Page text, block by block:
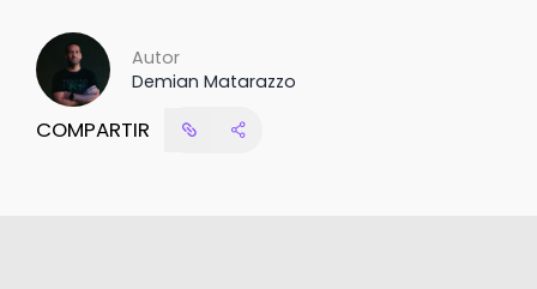
Autor
Demian Matarazzo
COMPARTIR